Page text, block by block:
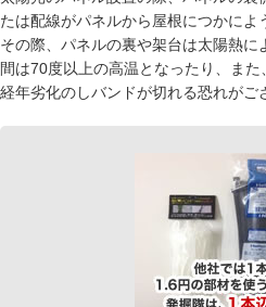
たは配線がパネルから屋根につかによ
その際、パネルの裏や架台は太陽熱
間は70度以上の高温となったり、ま
経年劣化のしバンドが切れる恐れがご